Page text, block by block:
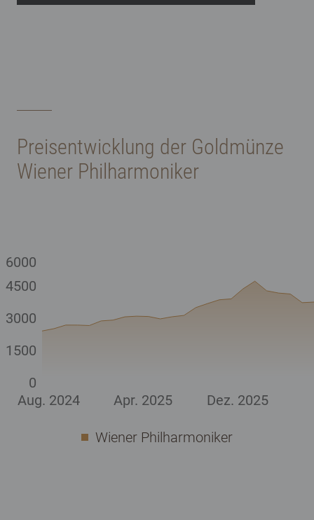
Preisentwicklung der Goldmünze
Wiener Philharmoniker
0
1500
3000
4500
6000
Aug. 2024 Apr. 2025 Dez. 2025
Wiener Philharmoniker